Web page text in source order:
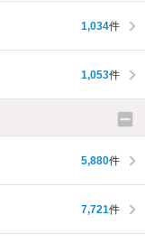
1,034件
1,053件
5,880件
7,721件